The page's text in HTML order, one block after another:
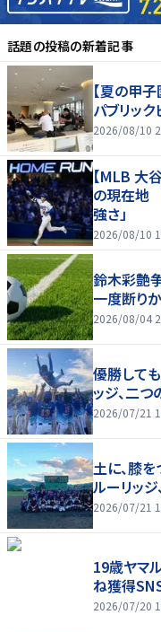
話題の投稿の新着記事
【夏の甲
パブリッ
2026/08/10
【MLB 大
の現在地
強さ」
2026/08/10
鈴木彩艶
一度断りか
2026/08/04
優勝しても
ッジ、二つ
2026/07/21
土に、膝を
ルーリッジ
2026/07/21
19歳ヤマ
ね獲得
2026/07/20